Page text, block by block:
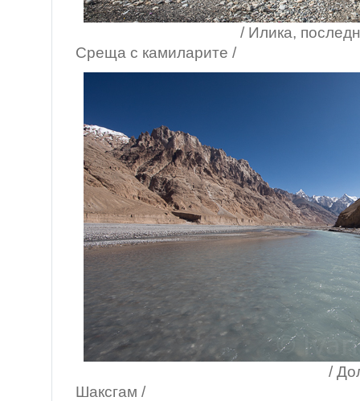
/ Илика, последният
Среща с камиларите /
/ Долината
Шаксгам /